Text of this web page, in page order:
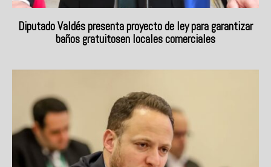
Diputado Valdés presenta proyecto de ley para garantizar
baños gratuitosen locales comerciales